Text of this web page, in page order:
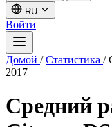
RU
Войти
Домой / Статистика /
2017
Средний